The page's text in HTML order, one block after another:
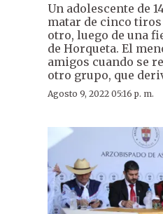
Un adolescente de
matar de cinco
otro, luego de una
de Horqueta. El
amigos cuando se
otro grupo, que
Agosto 9, 2022 05:16 p. m.